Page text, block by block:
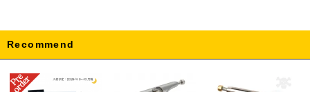
Recommend